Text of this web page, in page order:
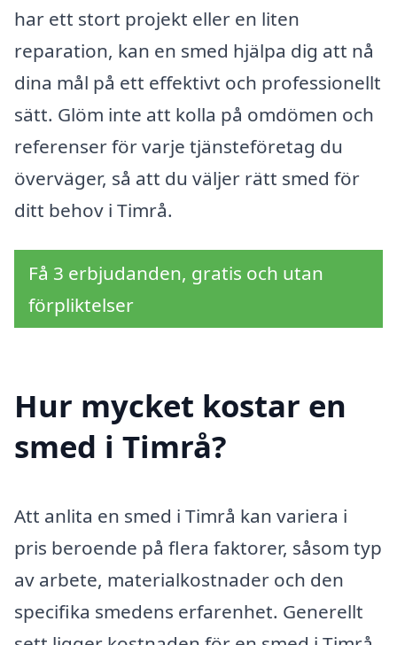
har ett stort projekt eller en liten
reparation, kan en smed hjälpa dig att nå
dina mål på ett effektivt och professionellt
sätt. Glöm inte att kolla på omdömen och
referenser för varje tjänsteföretag du
överväger, så att du väljer rätt smed för
ditt behov i Timrå.
Få 3 erbjudanden, gratis och utan
förpliktelser
Hur mycket kostar en
smed i Timrå?
Att anlita en smed i Timrå kan variera i
pris beroende på flera faktorer, såsom typ
av arbete, materialkostnader och den
specifika smedens erfarenhet. Generellt